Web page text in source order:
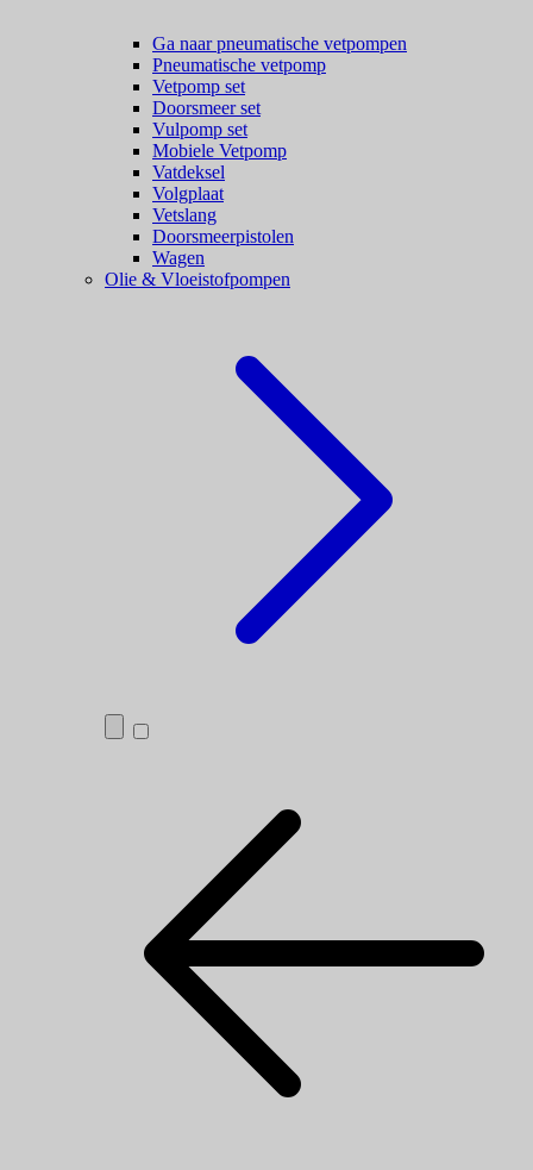
Ga naar pneumatische vetpompen
Pneumatische vetpomp
Vetpomp set
Doorsmeer set
Vulpomp set
Mobiele Vetpomp
Vatdeksel
Volgplaat
Vetslang
Doorsmeerpistolen
Wagen
Olie & Vloeistofpompen